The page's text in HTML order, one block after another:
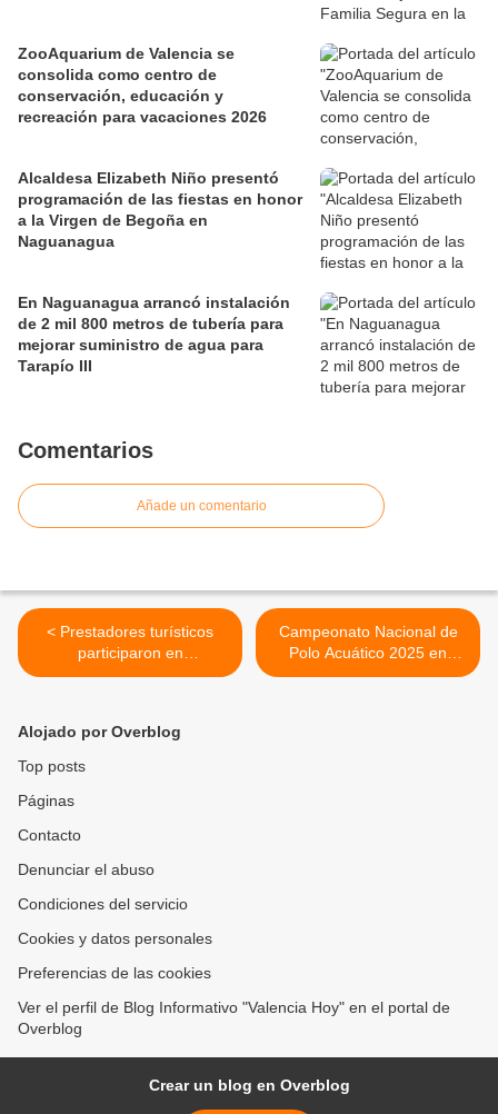
ZooAquarium de Valencia se
consolida como centro de
conservación, educación y
recreación para vacaciones 2026
Alcaldesa Elizabeth Niño presentó
programación de las fiestas en honor
a la Virgen de Begoña en
Naguanagua
En Naguanagua arrancó instalación
de 2 mil 800 metros de tubería para
mejorar suministro de agua para
Tarapío III
Comentarios
Añade un comentario
< Prestadores turísticos
participaron en
conversatorio Experiencias
Campeonato Nacional de
Polo Acuático 2025 en
Complejo de Piscinas de La
Alojado por Overblog
Top posts
Páginas
Contacto
Denunciar el abuso
Condiciones del servicio
Cookies y datos personales
Preferencias de las cookies
Ver el perfil de Blog Informativo "Valencia Hoy" en el portal de
Overblog
Crear un blog en Overblog